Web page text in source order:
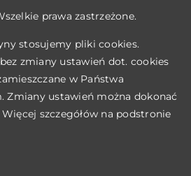
prawa zastrzeżone.
stosujemy pliki cookies.
zmiany ustawień dot. cookies
w Państwa
Zmiany ustawień można dokonać
szczegółów na podstronie